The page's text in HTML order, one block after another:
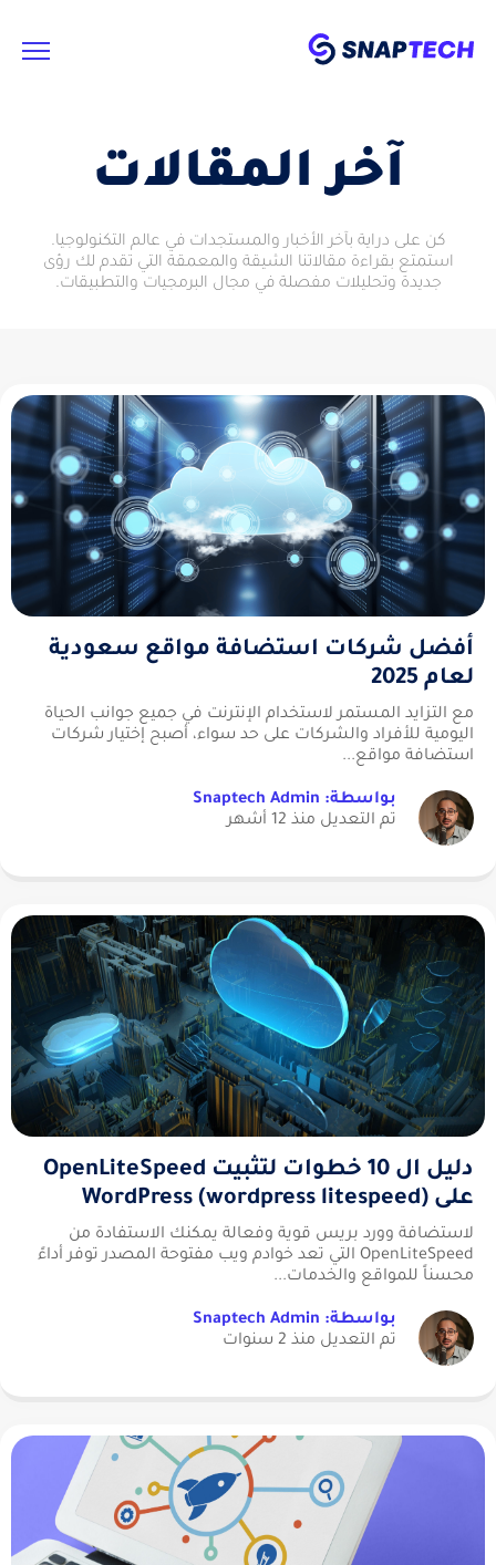
آخر المقالات
كن على دراية بآخر الأخبار والمستجدات في عالم التكنولوجيا.
استمتع بقراءة مقالاتنا الشيقة والمعمقة التي تقدم لك رؤى
جديدة وتحليلات مفصلة في مجال البرمجيات والتطبيقات.
أفضل شركات استضافة مواقع سعودية
لعام 2025
مع التزايد المستمر لاستخدام الإنترنت في جميع جوانب الحياة
اليومية للأفراد والشركات على حد سواء، أصبح إختيار شركات
استضافة مواقع...
بواسطة: Snaptech Admin
تم التعديل منذ 12 أشهر
دليل ال 10 خطوات لتثبيت OpenLiteSpeed
على WordPress (wordpress litespeed)
لاستضافة وورد بريس قوية وفعالة يمكنك الاستفادة من
OpenLiteSpeed التي تعد خوادم ويب مفتوحة المصدر توفر أداءً
محسناً للمواقع والخدمات...
بواسطة: Snaptech Admin
تم التعديل منذ 2 سنوات